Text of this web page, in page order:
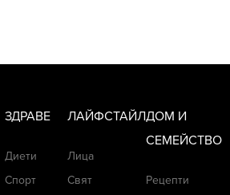
ЗДРАВЕ
Диети
Спорт
ЛАЙФСТАЙЛ
Лица
Свят
ДОМ И
СЕМЕЙСТВО
Рецепти